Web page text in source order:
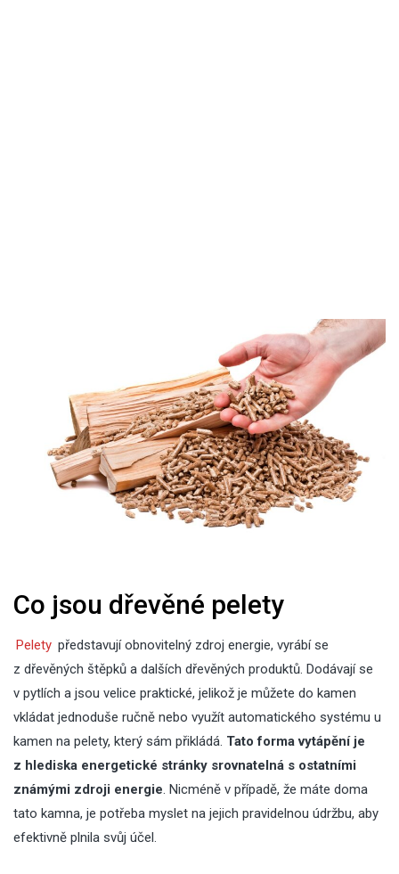
Co jsou dřevěné pelety
Pelety představují obnovitelný zdroj energie, vyrábí se
z dřevěných štěpků a dalších dřevěných produktů. Dodávají se
v pytlích a jsou velice praktické, jelikož je můžete do kamen
vkládat jednoduše ručně nebo využít automatického systému u
kamen na pelety, který sám přikládá. Tato forma vytápění je
z hlediska energetické stránky srovnatelná s ostatními
známými zdroji energie. Nicméně v případě, že máte doma
tato kamna, je potřeba myslet na jejich pravidelnou údržbu, aby
efektivně plnila svůj účel.